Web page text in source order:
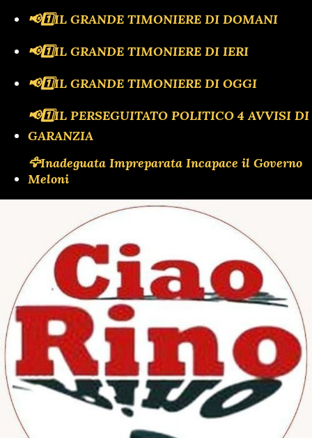
📢1️⃣IL GRANDE TIMONIERE DI DOMANI
📢1️⃣IL GRANDE TIMONIERE DI IERI
📢1️⃣IL GRANDE TIMONIERE DI OGGI
📢1️⃣IL PERSEGUITATO POLITICO 4 AVVISI DI
GARANZIA
🦅Inadeguata Impreparata Incapace il Governo
Meloni